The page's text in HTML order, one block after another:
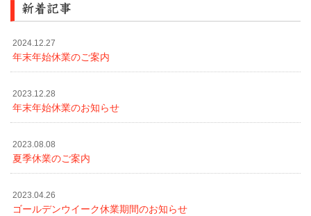
新着記事
2024.12.27
年末年始休業のご案内
2023.12.28
年末年始休業のお知らせ
2023.08.08
夏季休業のご案内
2023.04.26
ゴールデンウイーク休業期間のお知らせ